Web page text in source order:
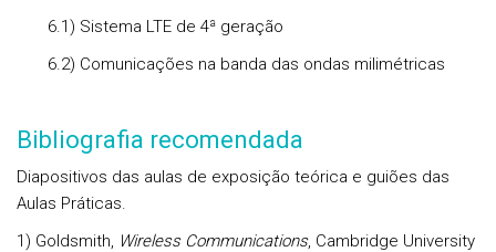
6.1) Sistema LTE de 4ª geração
6.2) Comunicações na banda das ondas milimétricas
Bibliografia recomendada
Diapositivos das aulas de exposição teórica e guiões das
Aulas Práticas.
1) Goldsmith, Wireless Communications, Cambridge University